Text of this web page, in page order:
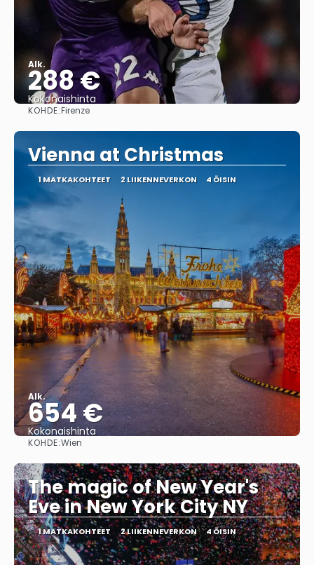
Alk.
288 €
Kokonaishinta
KOHDE:Firenze
Vienna at Christmas
1 MATKAKOHTEET 2 LIIKENNEVERKON 4 ÖISIN
Alk.
654 €
Kokonaishinta
KOHDE:Wien
The magic of New Year's
Eve in New York City NY
1 MATKAKOHTEET 2 LIIKENNEVERKON 4 ÖISIN